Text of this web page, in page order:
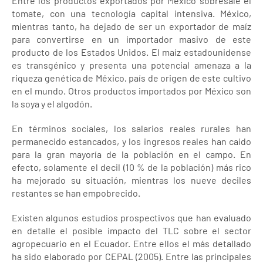
tomate, con una tecnología capital intensiva. México,
mientras tanto, ha dejado de ser un exportador de maíz
para convertirse en un importador masivo de este
producto de los Estados Unidos. El maíz estadounidense
es transgénico y presenta una potencial amenaza a la
riqueza genética de México, país de origen de este cultivo
en el mundo. Otros productos importados por México son
la soya y el algodón.
En términos sociales, los salarios reales rurales han
permanecido estancados, y los ingresos reales han caído
para la gran mayoría de la población en el campo. En
efecto, solamente el decil (10 % de la población) más rico
ha mejorado su situación, mientras los nueve deciles
restantes se han empobrecido.
Existen algunos estudios prospectivos que han evaluado
en detalle el posible impacto del TLC sobre el sector
agropecuario en el Ecuador. Entre ellos el más detallado
ha sido elaborado por CEPAL (2005). Entre las principales